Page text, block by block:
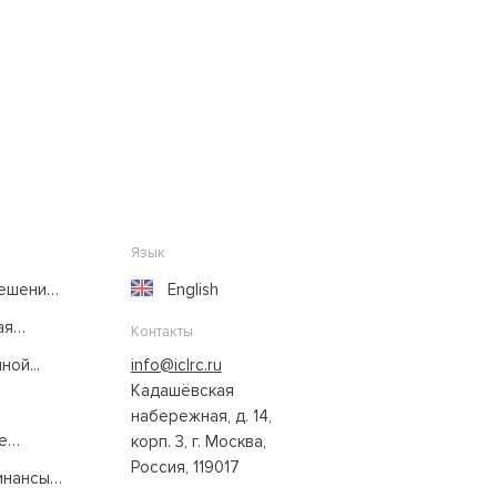
Язык
English
Контакты
info@iclrc.ru
Кадашёвская
набережная, д. 14,
корп. 3, г. Москва,
Россия, 119017